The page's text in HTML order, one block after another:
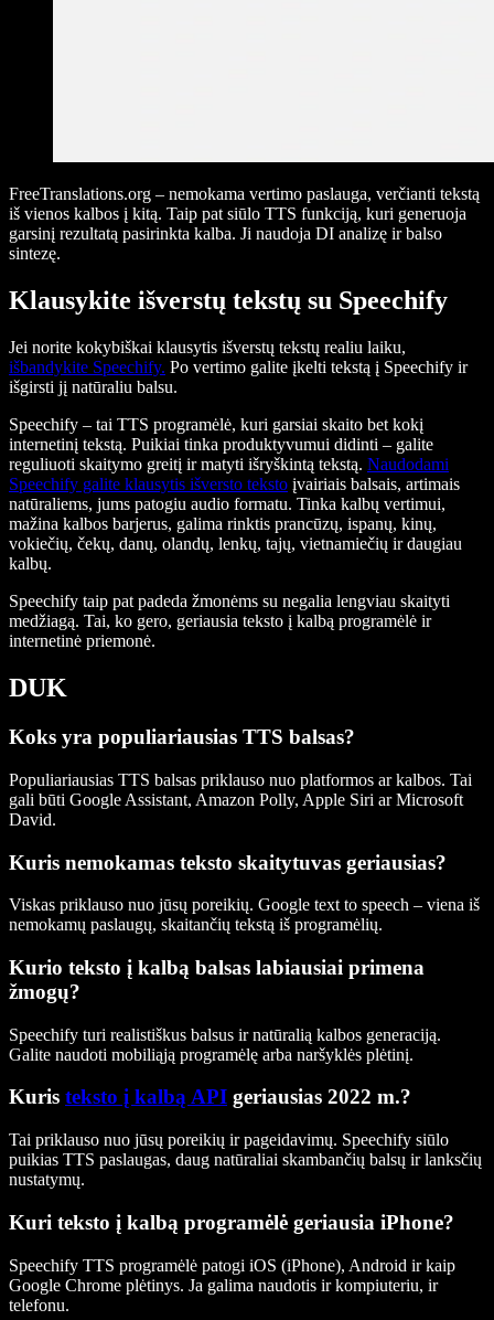
FreeTranslations.org – nemokama vertimo paslauga, verčianti tekstą
iš vienos kalbos į kitą. Taip pat siūlo TTS funkciją, kuri generuoja
garsinį rezultatą pasirinkta kalba. Ji naudoja DI analizę ir balso
sintezę.
Klausykite išverstų tekstų su Speechify
Jei norite kokybiškai klausytis išverstų tekstų realiu laiku,
išbandykite Speechify. Po vertimo galite įkelti tekstą į Speechify ir
išgirsti jį natūraliu balsu.
Speechify – tai TTS programėlė, kuri garsiai skaito bet kokį
internetinį tekstą. Puikiai tinka produktyvumui didinti – galite
reguliuoti skaitymo greitį ir matyti išryškintą tekstą. Naudodami
Speechify galite klausytis išversto teksto įvairiais balsais, artimais
natūraliems, jums patogiu audio formatu. Tinka kalbų vertimui,
mažina kalbos barjerus, galima rinktis prancūzų, ispanų, kinų,
vokiečių, čekų, danų, olandų, lenkų, tajų, vietnamiečių ir daugiau
kalbų.
Speechify taip pat padeda žmonėms su negalia lengviau skaityti
medžiagą. Tai, ko gero, geriausia teksto į kalbą programėlė ir
internetinė priemonė.
DUK
Koks yra populiariausias TTS balsas?
Populiariausias TTS balsas priklauso nuo platformos ar kalbos. Tai
gali būti Google Assistant, Amazon Polly, Apple Siri ar Microsoft
David.
Kuris nemokamas teksto skaitytuvas geriausias?
Viskas priklauso nuo jūsų poreikių. Google text to speech – viena iš
nemokamų paslaugų, skaitančių tekstą iš programėlių.
Kurio teksto į kalbą balsas labiausiai primena
žmogų?
Speechify turi realistiškus balsus ir natūralią kalbos generaciją.
Galite naudoti mobiliąją programėlę arba naršyklės plėtinį.
Kuris teksto į kalbą API geriausias 2022 m.?
Tai priklauso nuo jūsų poreikių ir pageidavimų. Speechify siūlo
puikias TTS paslaugas, daug natūraliai skambančių balsų ir lanksčių
nustatymų.
Kuri teksto į kalbą programėlė geriausia iPhone?
Speechify TTS programėlė patogi iOS (iPhone), Android ir kaip
Google Chrome plėtinys. Ja galima naudotis ir kompiuteriu, ir
telefonu.